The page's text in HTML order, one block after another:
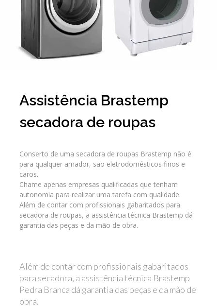
Assistência Brastemp
secadora de roupas
Conserto de uma secadora de roupas Brastemp não é
para qualquer amador, são eletrodomésticos finos e
caros.
Chame apenas empresas qualificadas que tenham
autonomia para realizar uma tarefa com qualidade.
Além de contar com profissionais gabaritados para
secadora de roupas, a assistência técnica Brastemp dá
garantia das peças e da mão de obra.
Além de contar com profissionais gabaritados
para secadora, a assistência técnica Brastemp
Pedra Branca dá garantia das peças e da mão de
obra.